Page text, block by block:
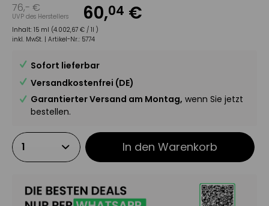
76,- €
UVP des Herstellers 60,04 €
Inhalt: 15 ml (4.002,67 € / 1l )
inkl. MwSt. | Artikel-Nr.: 5774
Sofort lieferbar
Versandkostenfrei (DE)
Garantierter Versand am Montag, wenn Sie jetzt
bestellen.
In den Warenkorb